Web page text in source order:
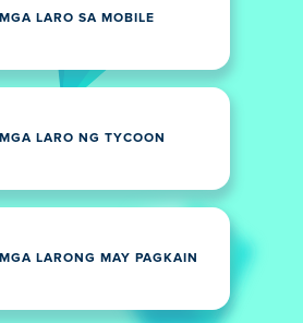
MGA LARO SA MOBILE
MGA LARO NG TYCOON
MGA LARONG MAY PAGKAIN